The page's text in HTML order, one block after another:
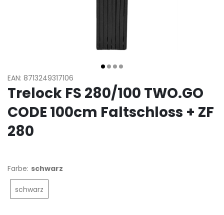
EAN: 8713249317106
Trelock FS 280/100 TWO.GO
CODE 100cm Faltschloss + ZF
280
Farbe: schwarz
schwarz